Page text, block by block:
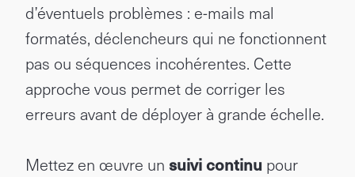
d’éventuels problèmes : e-mails mal
formatés, déclencheurs qui ne fonctionnent
pas ou séquences incohérentes. Cette
approche vous permet de corriger les
erreurs avant de déployer à grande échelle.
Mettez en œuvre un suivi continu pour